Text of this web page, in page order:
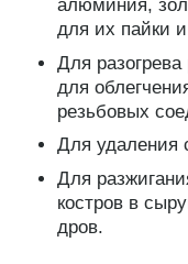
алюминия,
для их пайки
Для
для
резьбовых
Для удаления
Для
костров в
дров.